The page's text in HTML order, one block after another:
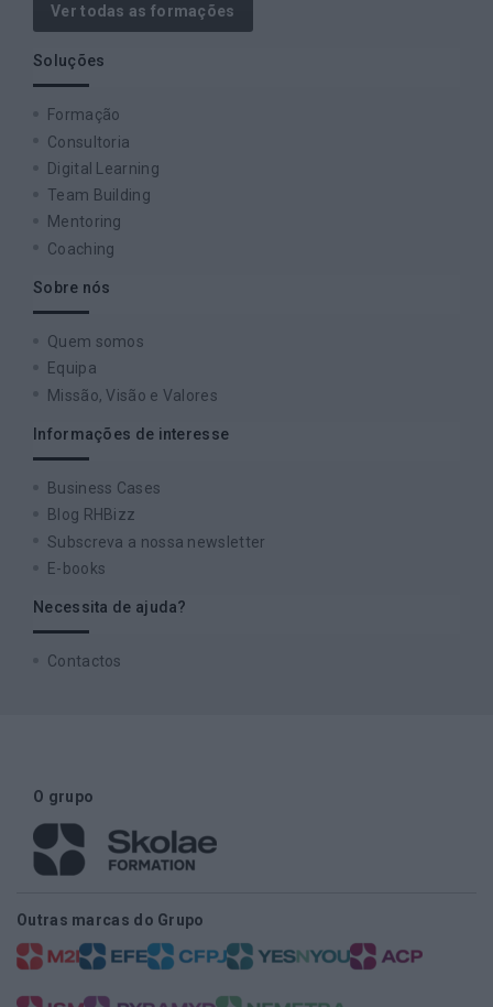
Ver todas as formações
Soluções
Formação
Consultoria
Digital Learning
Team Building
Mentoring
Coaching
Sobre nós
Quem somos
Equipa
Missão, Visão e Valores
Informações de interesse
Business Cases
Blog RHBizz
Subscreva a nossa newsletter
E-books
Necessita de ajuda?
Contactos
O grupo
Outras marcas do Grupo